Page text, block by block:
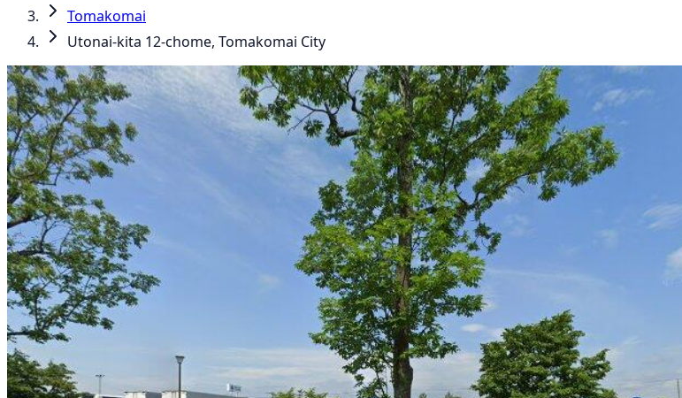
Tomakomai
Utonai-kita 12-chome, Tomakomai City